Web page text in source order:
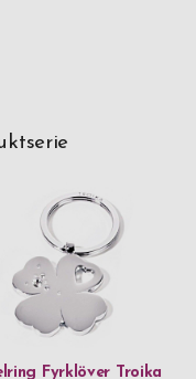
Fyrklöver Troika